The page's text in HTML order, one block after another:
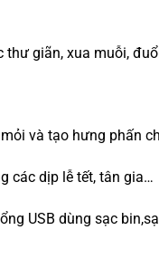
giãn, xua muỗi,
và tạo hưng phấn
các dịp lễ tết, tân gia…
USB dùng sạc